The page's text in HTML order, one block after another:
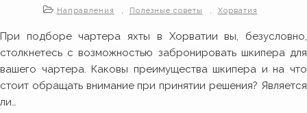
Направления
, Полезные советы , Хорватия
При подборе чартера яхты в Хорватии вы, безусловно,
столкнетесь с возможностью забронировать шкипера для
вашего чартера. Каковы преимущества шкипера и на что
стоит обращать внимание при принятии решения? Является
ли…